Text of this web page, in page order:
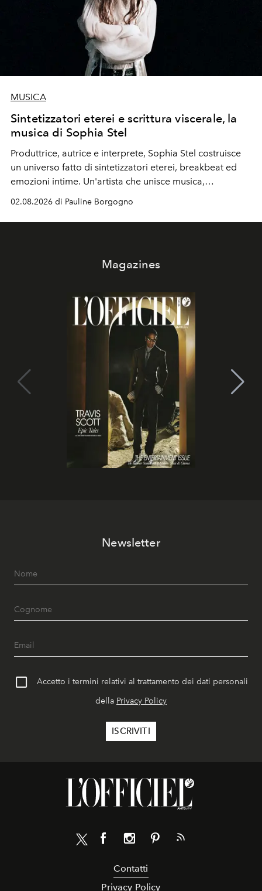
MUSICA
Sintetizzatori eterei e scrittura viscerale, la
musica di Sophia Stel
Produttrice, autrice e interprete, Sophia Stel costruisce
un universo fatto di sintetizzatori eterei, breakbeat ed
emozioni intime. Un'artista che unisce musica,
02.08.2026 di Pauline Borgogno
Magazines
Newsletter
Accetto i termini relativi al trattamento dei dati personali
della Privacy Policy
Contatti
Privacy Policy